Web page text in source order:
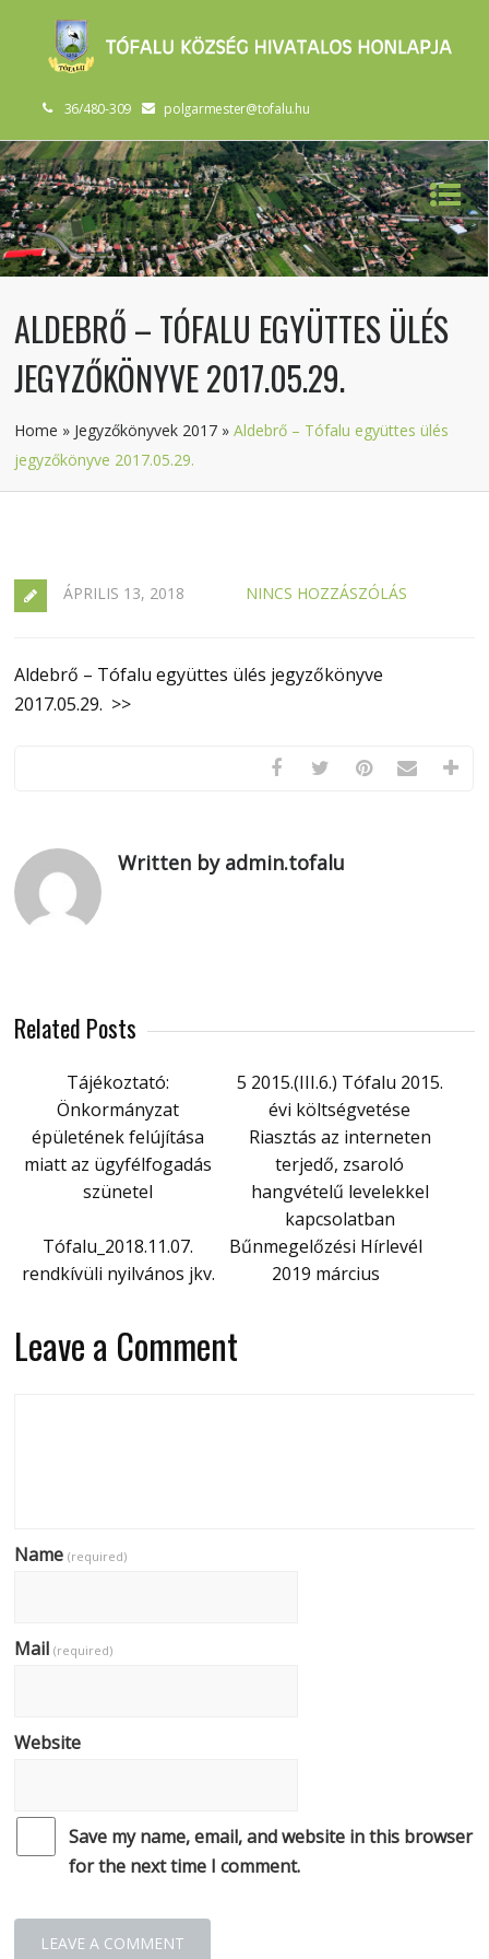
36/480-309 polgarmester@tofalu.hu
ALDEBRŐ – TÓFALU EGYÜTTES ÜLÉS
JEGYZŐKÖNYVE 2017.05.29.
Home » Jegyzőkönyvek 2017 »Aldebrő – Tófalu együttes ülés
jegyzőkönyve 2017.05.29.
ÁPRILIS 13, 2018 NINCS HOZZÁSZÓLÁS
Aldebrő – Tófalu együttes ülés jegyzőkönyve
2017.05.29. >>
Written by admin.tofalu
Related Posts
Tájékoztató:
Önkormányzat
épületének felújítása
miatt az ügyfélfogadás
szünetel
5 2015.(III.6.) Tófalu 2015.
évi költségvetése
Riasztás az interneten
terjedő, zsaroló
hangvételű levelekkel
kapcsolatban
Tófalu_2018.11.07.
rendkívüli nyilvános jkv.
Bűnmegelőzési Hírlevél
2019 március
Leave a Comment
Name(required)
Mail(required)
Website
Save my name, email, and website in this browser
for the next time I comment.